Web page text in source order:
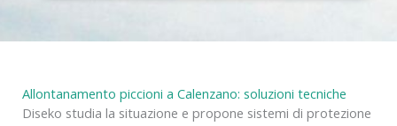
Allontanamento piccioni a Calenzano: soluzioni tecniche
Diseko studia la situazione e propone sistemi di protezione